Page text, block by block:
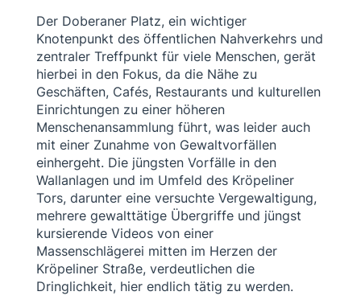
Der Doberaner Platz, ein wichtiger
Knotenpunkt des öffentlichen Nahverkehrs und
zentraler Treffpunkt für viele Menschen, gerät
hierbei in den Fokus, da die Nähe zu
Geschäften, Cafés, Restaurants und kulturellen
Einrichtungen zu einer höheren
Menschenansammlung führt, was leider auch
mit einer Zunahme von Gewaltvorfällen
einhergeht. Die jüngsten Vorfälle in den
Wallanlagen und im Umfeld des Kröpeliner
Tors, darunter eine versuchte Vergewaltigung,
mehrere gewalttätige Übergriffe und jüngst
kursierende Videos von einer
Massenschlägerei mitten im Herzen der
Kröpeliner Straße, verdeutlichen die
Dringlichkeit, hier endlich tätig zu werden.